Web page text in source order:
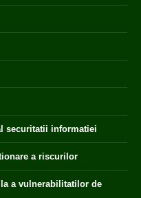
securitatii informatiei
a riscurilor
a vulnerabilitatilor de